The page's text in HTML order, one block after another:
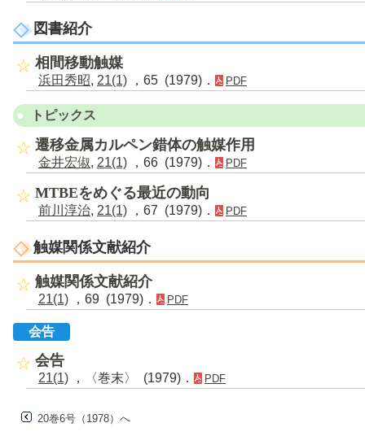
図書紹介
相間移動触媒
浜田秀昭, 21(1) ，65 (1979)． PDF
トピックス
遷移金属カルペン錯体の触媒作用
金井宏俶, 21(1) ，66 (1979)． PDF
MTBEをめぐる最近の動向
前川淳治, 21(1) ，67 (1979)． PDF
触媒関係文献紹介
触媒関係文献紹介
21(1) ，69 (1979)． PDF
会告
会告
21(1) ，〈巻末〉 (1979)． PDF
20巻6号（1978）へ